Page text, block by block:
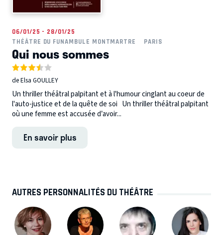
06/01/25 - 28/01/25
THÉÂTRE DU FUNAMBULE MONTMARTRE
PARIS
Qui nous sommes
de Elsa GOULLEY
Un thriller théâtral palpitant et à l'humour cinglant au coeur de
l'auto-justice et de la quête de soi Un thriller théâtral palpitant
où une femme est accusée d’avoir...
En savoir plus
AUTRES PERSONNALITÉS DU THÉÂTRE